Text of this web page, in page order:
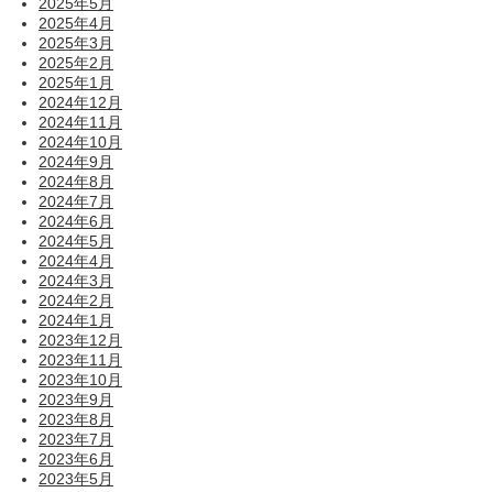
2025年4月
2025年3月
2025年2月
2025年1月
2024年12月
2024年11月
2024年10月
2024年9月
2024年8月
2024年7月
2024年6月
2024年5月
2024年4月
2024年3月
2024年2月
2024年1月
2023年12月
2023年11月
2023年10月
2023年9月
2023年8月
2023年7月
2023年6月
2023年5月